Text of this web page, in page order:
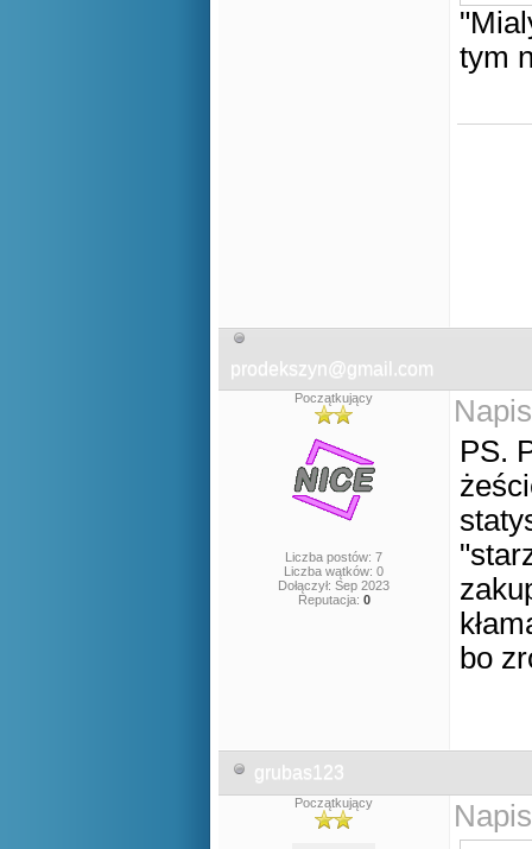
tym
prodekszyn@gmail.com
Początkujący
Liczba postów: 7
Liczba wątków: 0
Dołączył: Sep 2023
Reputacja: 0
PS.
bo
grubas123
Początkujący